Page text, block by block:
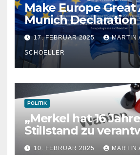
Make Europe Great
Munich Declaration
Strength, Peace
Freedom
17. FEBRUAR 2025 MARTIN
SCHOELLER
POLITIK
„Merkel hat 16 Jahre
Stillstand zu
10. FEBRUAR 2025 MARTIN